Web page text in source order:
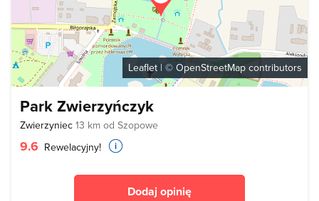
Leaflet | © OpenStreetMap contributors
Park Zwierzyńczyk
Zwierzyniec 13 km od Szopowe
9.6 Rewelacyjny!
Dodaj opinię